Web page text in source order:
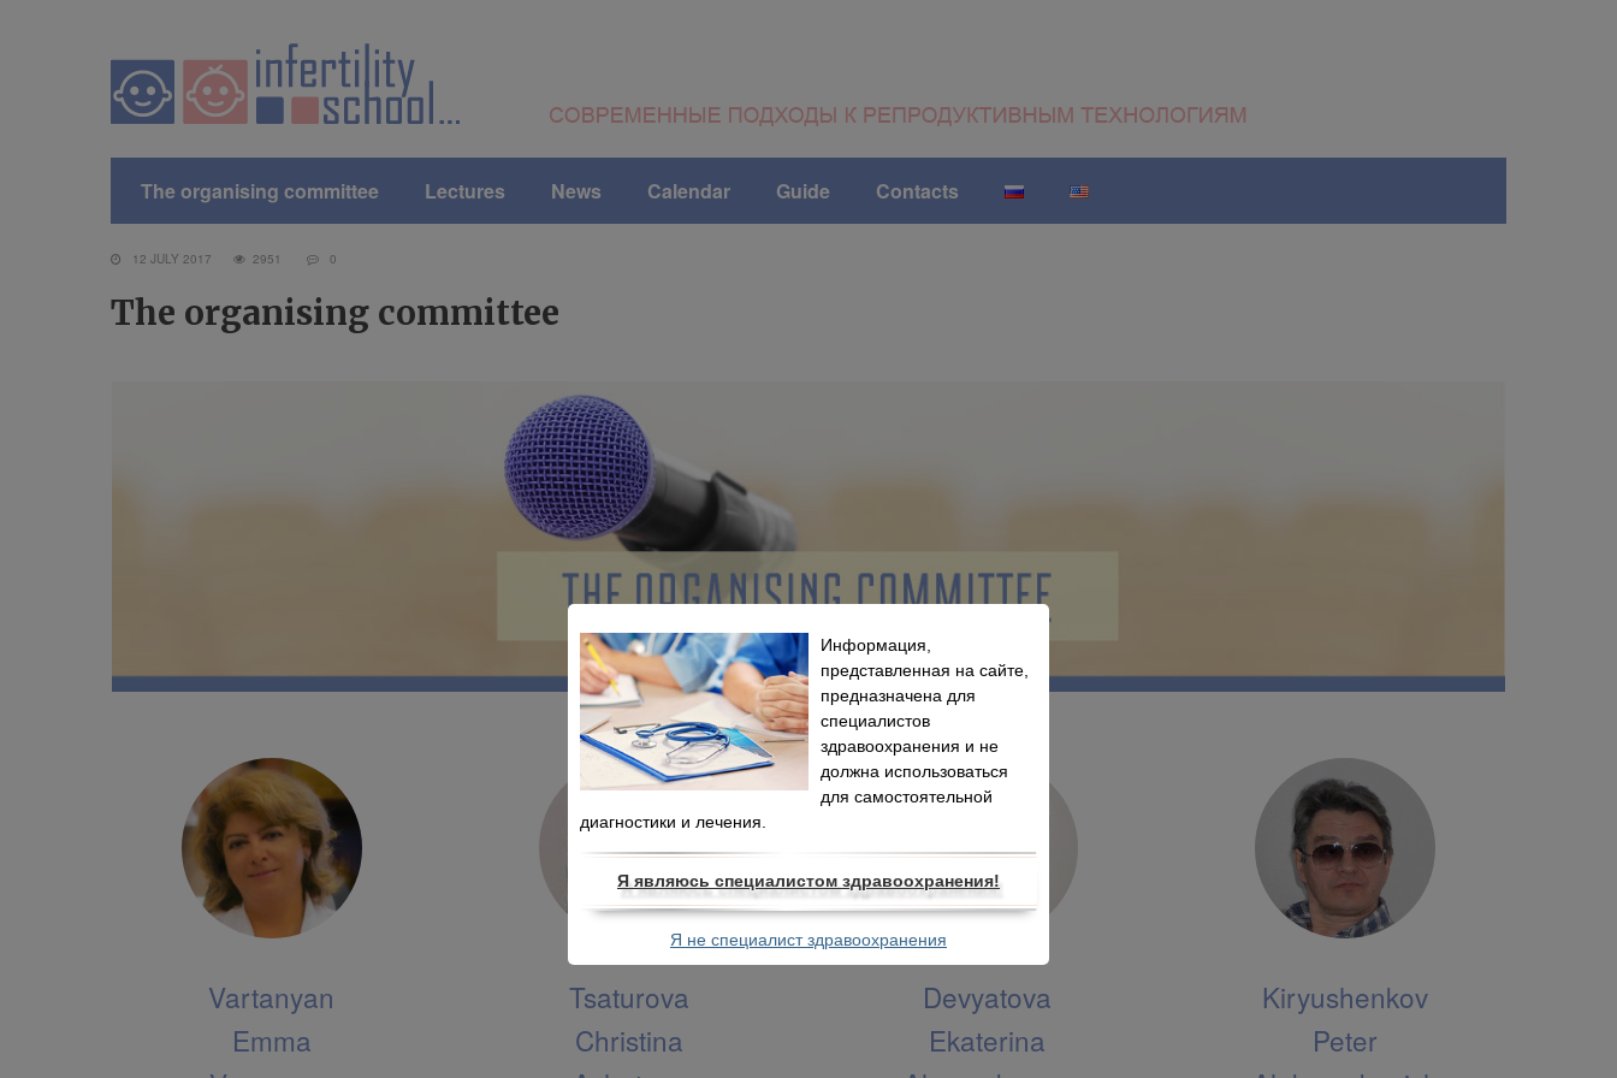
The organising committee Lectures News Calendar Guide Contacts
12 JULY 2017 2951 0
The organising committee
Vartanyan
Emma
Tsaturova
Christina
Devyatova
Ekaterina
Kiryushenkov
Peter
Информация,
представленная на сайте,
предназначена для
специалистов
здравоохранения и не
должна использоваться
для самостоятельной
диагностики и лечения.
Я являюсь специалистом здравоохранения!
Я не специалист здравоохранения